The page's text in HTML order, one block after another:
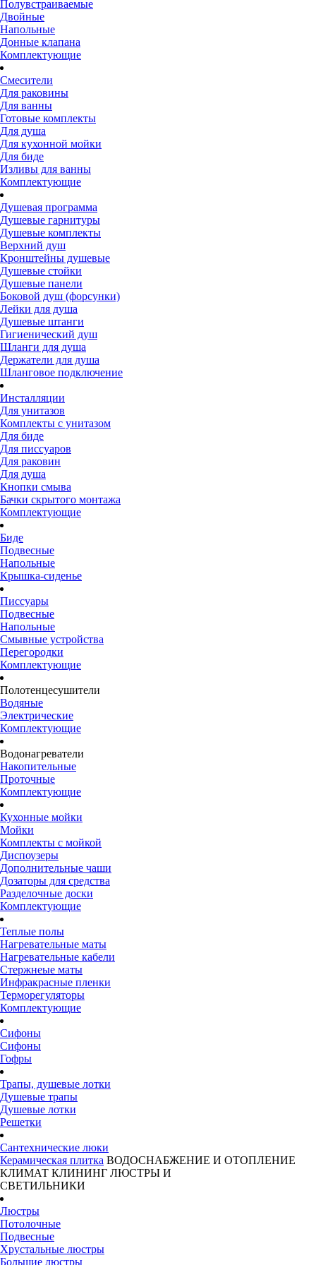
Полувстраиваемые
Двойные
Напольные
Донные клапана
Комплектующие
Смесители
Для раковины
Для ванны
Готовые комплекты
Для душа
Для кухонной мойки
Для биде
Изливы для ванны
Комплектующие
Душевая программа
Душевые гарнитуры
Душевые комплекты
Верхний душ
Кронштейны душевые
Душевые стойки
Душевые панели
Боковой душ (форсунки)
Лейки для душа
Душевые штанги
Гигиенический душ
Шланги для душа
Держатели для душа
Шланговое подключение
Инсталляции
Для унитазов
Комплекты с унитазом
Для биде
Для писсуаров
Для раковин
Для душа
Кнопки смыва
Бачки скрытого монтажа
Комплектующие
Биде
Подвесные
Напольные
Крышка-сиденье
Писсуары
Подвесные
Напольные
Смывные устройства
Перегородки
Комплектующие
Полотенцесушители
Водяные
Электрические
Комплектующие
Водонагреватели
Накопительные
Проточные
Комплектующие
Кухонные мойки
Мойки
Комплекты с мойкой
Диспоузеры
Дополнительные чаши
Дозаторы для средства
Разделочные доски
Комплектующие
Теплые полы
Нагревательные маты
Нагревательные кабели
Стержнеые маты
Инфракрасные пленки
Терморегуляторы
Комплектующие
Сифоны
Сифоны
Гофры
Трапы, душевые лотки
Душевые трапы
Душевые лотки
Решетки
Сантехнические люки
Керамическая плитка ВОДОСНАБЖЕНИЕ И ОТОПЛЕНИЕ
КЛИМАТ КЛИНИНГ ЛЮСТРЫ И
СВЕТИЛЬНИКИ
Люстры
Потолочные
Подвесные
Хрустальные люстры
Большие люстры